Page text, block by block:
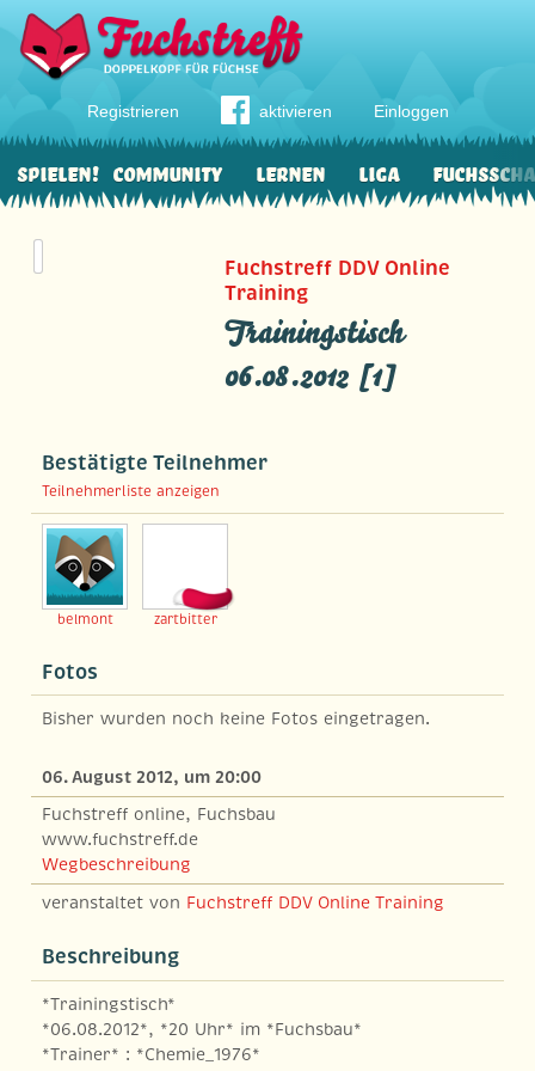
Registrieren aktivieren Einloggen
Community Lernen Liga
Spielen!
Fuchstreff DDV Online
Training
Trainingstisch
06.08.2012 [1]
Bestätigte Teilnehmer
Teilnehmerliste anzeigen
belmont zartbitter
Fotos
Bisher wurden noch keine Fotos eingetragen.
06. August 2012, um 20:00
Fuchstreff online, Fuchsbau
www.fuchstreff.de
Wegbeschreibung
veranstaltet von Fuchstreff DDV Online Training
Beschreibung
*Trainingstisch*
*06.08.2012*, *20 Uhr* im *Fuchsbau*
*Trainer* : *Chemie_1976*